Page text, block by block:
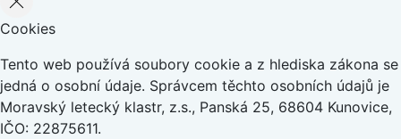
Cookies
Tento web používá soubory cookie a z hlediska zákona se
jedná o osobní údaje. Správcem těchto osobních údajů je
Moravský letecký klastr, z.s., Panská 25, 68604 Kunovice,
IČO: 22875611.